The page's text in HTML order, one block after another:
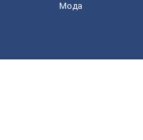
Мода